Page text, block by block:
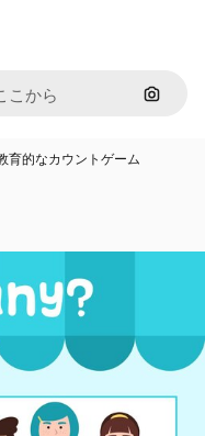
画像で
育的なカウントゲーム